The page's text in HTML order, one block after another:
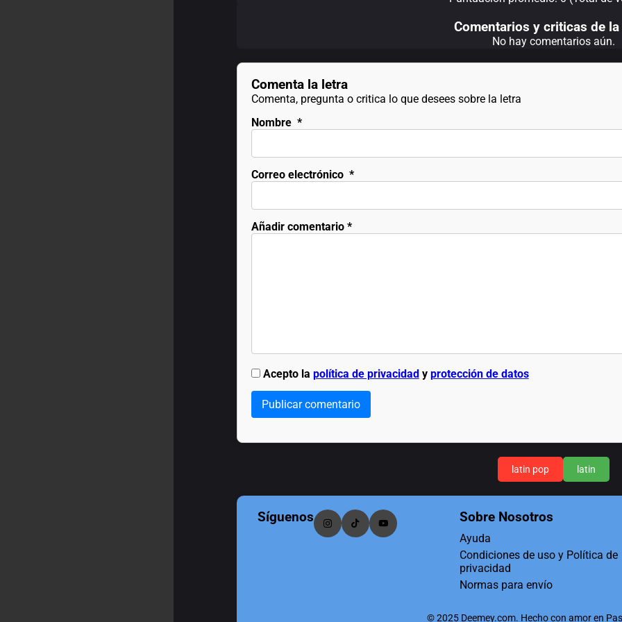
Comentarios y criticas de la
No hay comentarios aún.
Comenta la letra
Comenta, pregunta o critica lo que desees sobre la letra
Nombre *
Correo electrónico *
Añadir comentario*
Acepto la política de privacidady protección de datos
Publicar comentario
latin pop latin
Síguenos Sobre Nosotros
Ayuda
Condiciones de uso y Política de
privacidad
Normas para envío
© 2025 Deemey.com. Hecho con amor en